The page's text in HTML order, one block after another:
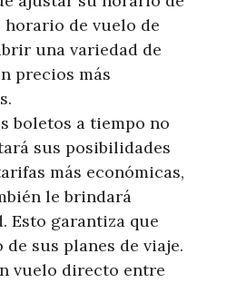
horario de vuelo de
una variedad de
precios más
boletos a tiempo no
sus posibilidades
más económicas,
le brindará
Esto garantiza que
de sus planes de viaje.
vuelo directo entre